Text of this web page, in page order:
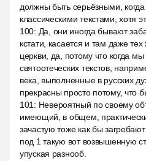
должны быть серьёзными,
классическими текстами, хотя
100: Да, они иногда бывают
кстати, касается и там даже
церкви, да, потому что когда
святоотеческих текстов,
века, выполненные в русских
прекрасны просто потому, что
101 : Невероятный по своему
имеющий, в общем,
зачастую тоже как бы
под 1 такую вот возвышенную
упуская разнооб.